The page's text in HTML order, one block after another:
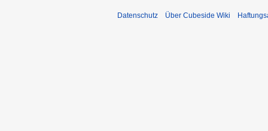
Datenschutz Über Cubeside Wiki